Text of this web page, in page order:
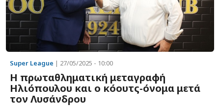
Super League | 27/05/2025 - 10:00
Η πρωταθληματική μεταγραφή
Ηλιόπουλου και ο κόουτς-όνομα μετά
τον Λυσάνδρου